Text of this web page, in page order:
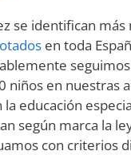
se identifican más
en toda
niños en nuestras
la educación
según marca la
con criterios